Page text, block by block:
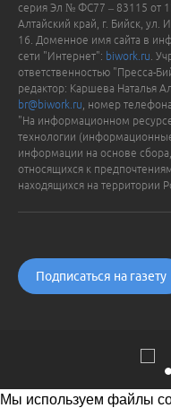
серия Эл № ФС77 – 83115 от
Алтайский край, г. Бийск, ул.
16. Доменное имя сайта в
сети "Интернет": biwork.ru .
ответственностью "Пресса-
редактор: Каршева Наталья
br@biwork.ru , номер
"На информационном
технологии
информации на основе
относящихся к
находящихся на территории
Подписаться на газету
Мы используем файлы